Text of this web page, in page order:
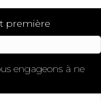
première
engageons à ne